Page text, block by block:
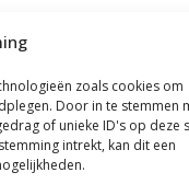
zoals cookies om
Door in te stemmen
of unieke ID's op deze
intrekt, kan dit een